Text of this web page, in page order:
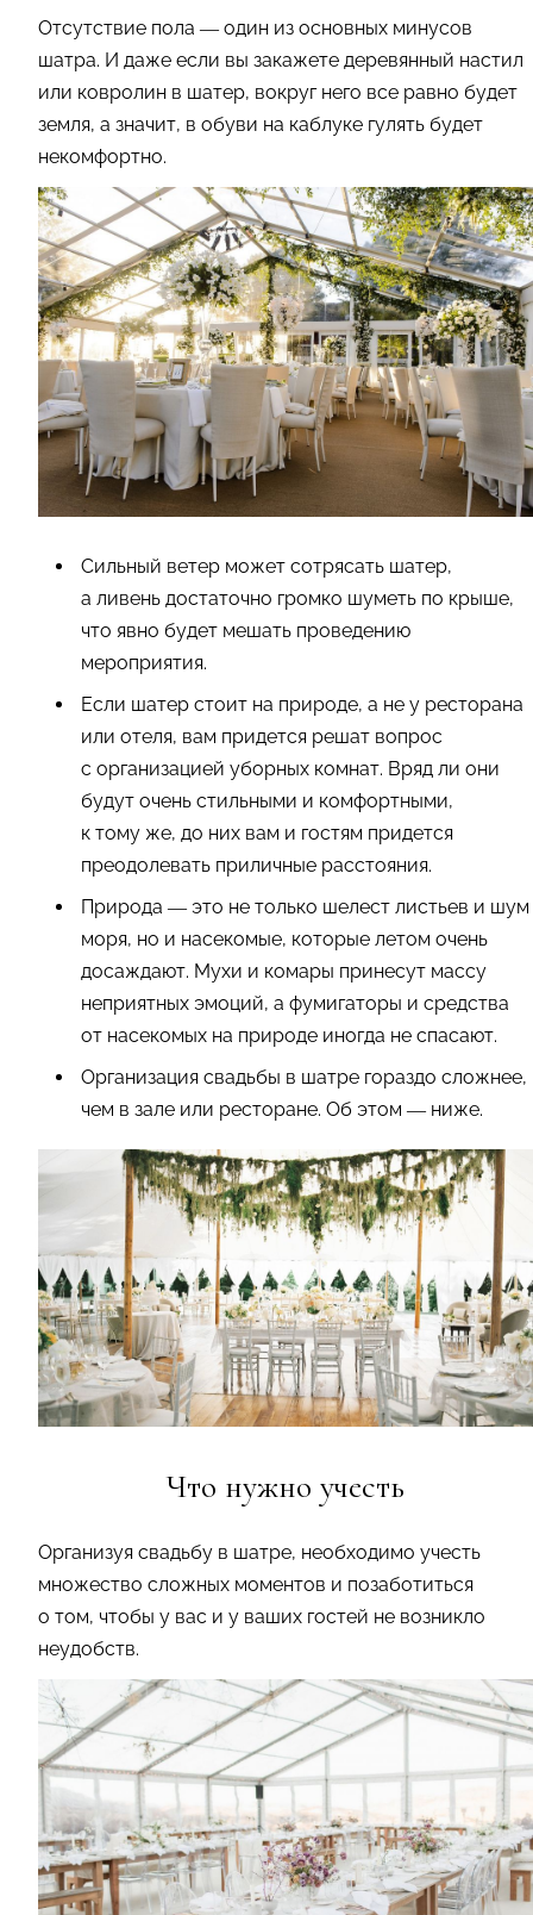
Отсутствие пола — один из основных минусов
шатра. И даже если вы закажете деревянный настил
или ковролин в шатер, вокруг него все равно будет
земля, а значит, в обуви на каблуке гулять будет
некомфортно.
Сильный ветер может сотрясать шатер,
а ливень достаточно громко шуметь по крыше,
что явно будет мешать проведению
мероприятия.
Если шатер стоит на природе, а не у ресторана
или отеля, вам придется решат вопрос
с организацией уборных комнат. Вряд ли они
будут очень стильными и комфортными,
к тому же, до них вам и гостям придется
преодолевать приличные расстояния.
Природа — это не только шелест листьев и шум
моря, но и насекомые, которые летом очень
досаждают. Мухи и комары принесут массу
неприятных эмоций, а фумигаторы и средства
от насекомых на природе иногда не спасают.
Организация свадьбы в шатре гораздо сложнее,
чем в зале или ресторане. Об этом — ниже.
Что нужно учесть
Организуя свадьбу в шатре, необходимо учесть
множество сложных моментов и позаботиться
о том, чтобы у вас и у ваших гостей не возникло
неудобств.